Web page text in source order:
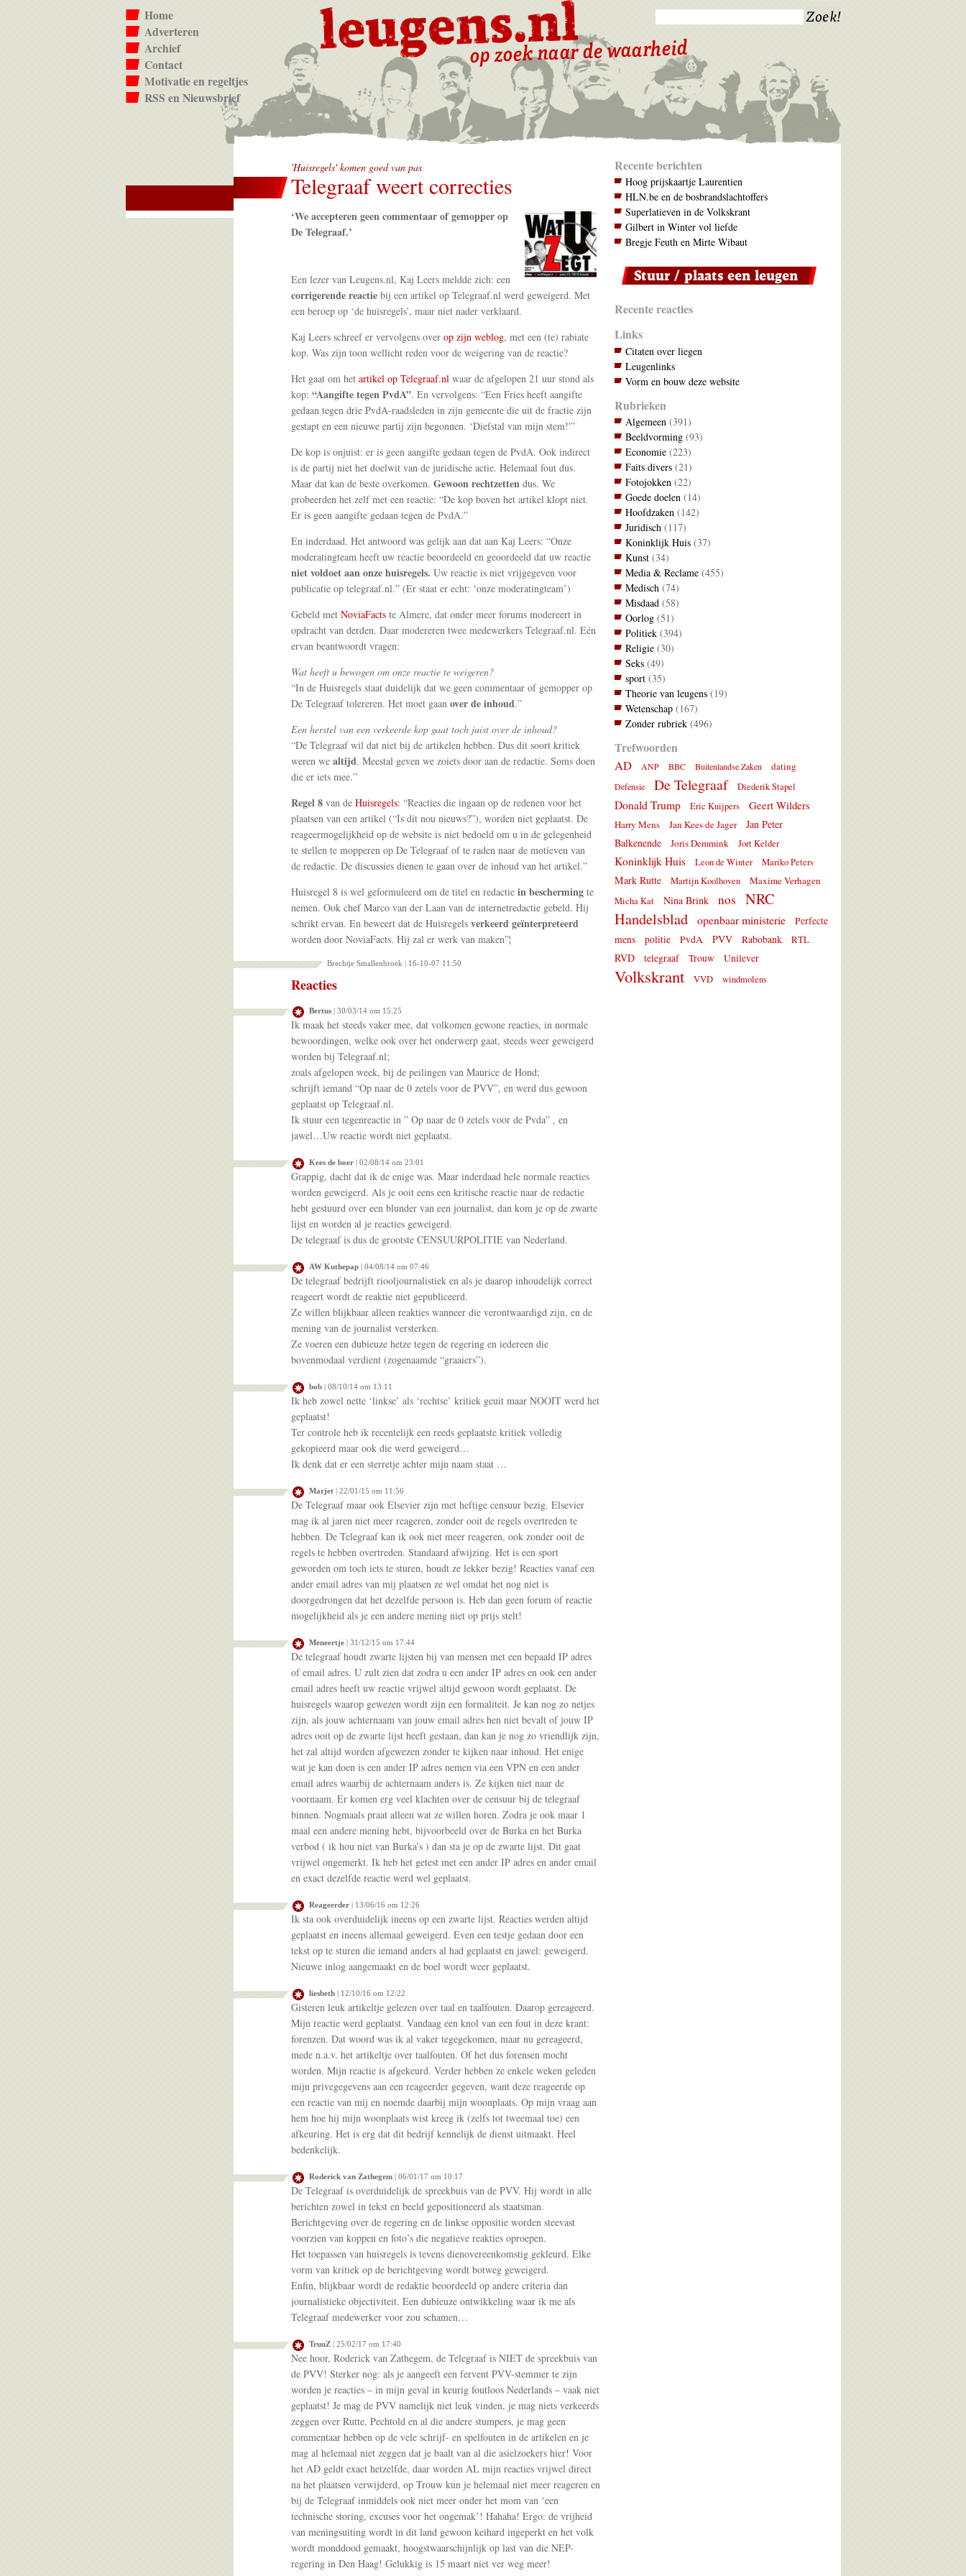
Home
Adverteren
Archief
Contact
Motivatie en regeltjes
RSS en Nieuwsbrief
'Huisregels' komen goed van pas
Telegraaf weert correcties
‘We accepteren geen commentaar of gemopper op
De Telegraaf.’
Een lezer van Leugens.nl, Kaj Leers meldde zich: een
corrigerende reactiebij een artikel op Telegraaf.nl werd geweigerd. Met
een beroep op ‘de huisregels’, maar niet nader verklaard.
Kaj Leers schreef er vervolgens over op zijn weblog, met een (te) rabiate
kop. Was zijn toon wellicht reden voor de weigering van de reactie?
Het gaat om het artikel op Telegraaf.nlwaar de afgelopen 21 uur stond als
kop: “Aangifte tegen PvdA”. En vervolgens: “Een Fries heeft aangifte
gedaan tegen drie PvdA-raadsleden in zijn gemeente die uit de fractie zijn
gestapt en een nieuwe partij zijn begonnen. ‘Diefstal van mijn stem!'”
De kop is onjuist: er is geen aangifte gedaan tegen de PvdA. Ook indirect
is de partij niet het doelwit van de juridische actie. Helemaal fout dus.
Maar dat kan de beste overkomen. Gewoon rechtzettendus. We
probeerden het zelf met een reactie: “De kop boven het artikel klopt niet.
Er is geen aangifte gedaan tegen de PvdA.”
En inderdaad. Het antwoord was gelijk aan dat aan Kaj Leers: “Onze
moderatingteam heeft uw reactie beoordeeld en geoordeeld dat uw reactie
niet voldoet aan onze huisregels. Uw reactie is niet vrijgegeven voor
publicatie op telegraaf.nl.” (Er staat er echt: ‘onze moderatingteam’)
Gebeld met NoviaFactste Almere, dat onder meer forums modereert in
opdracht van derden. Daar modereren twee medewerkers Telegraaf.nl. Eén
ervan beantwoordt vragen:
Wat heeft u bewogen om onze reactie te weigeren?
“In de Huisregels staat duidelijk dat we geen commentaar of gemopper op
De Telegraaf tolereren. Het moet gaan over de inhoud.”
Een herstel van een verkeerde kop gaat toch juist over de inhoud?
“De Telegraaf wil dat niet bij de artikelen hebben. Dus dit soort kritiek
weren we altijd. Meestal geven we zoiets door aan de redactie. Soms doen
die er iets mee.”
Regel 8van de Huisregels: “Reacties die ingaan op de redenen voor het
plaatsen van een artikel (“Is dit nou nieuws?”), worden niet geplaatst. De
reageermogelijkheid op de website is niet bedoeld om u in de gelegenheid
te stellen te mopperen op De Telegraaf of te raden naar de motieven van
de redactie. De discussies dienen te gaan over de inhoud van het artikel.”
Huisregel 8 is wel geformuleerd om de titel en redactie in beschermingte
nemen. Ook chef Marco van der Laan van de internetredactie gebeld. Hij
schrikt ervan. En beweert dat de Huisregelsverkeerd geïnterpreteerd
worden door NoviaFacts. Hij zal er werk van maken”¦
Brechtje Smallenbroek | 16-10-07 11:50
Reacties
Bertus| 30/03/14 om 15:25
Ik maak het steeds vaker mee, dat volkomen gewone reacties, in normale
bewoordingen, welke ook over het onderwerp gaat, steeds weer geweigerd
worden bij Telegraaf.nl;
zoals afgelopen week, bij de peilingen van Maurice de Hond;
schrijft iemand “Op naar de 0 zetels voor de PVV”, en werd dus gewoon
geplaatst op Telegraaf.nl.
Ik stuur een tegenreactie in ” Op naar de 0 zetels voor de Pvda” , en
jawel…Uw reactie wordt niet geplaatst.
Kees de boer| 02/08/14 om 23:01
Grappig, dacht dat ik de enige was. Maar inderdaad hele normale reacties
worden geweigerd. Als je ooit eens een kritische reactie naar de redactie
hebt gestuurd over een blunder van een journalist, dan kom je op de zwarte
lijst en worden al je reacties geweigerd.
De telegraaf is dus de grootste CENSUURPOLITIE van Nederland.
AW Kuthepap| 04/08/14 om 07:46
De telegraaf bedrijft riooljournalistiek en als je daarop inhoudelijk correct
reageert wordt de reaktie niet gepubliceerd.
Ze willen blijkbaar alleen reakties wanneer die verontwaardigd zijn, en de
mening van de journalist versterken.
Ze voeren een dubieuze hetze tegen de regering en iedereen die
bovenmodaal verdient (zogenaamde “graaiers”).
bob| 08/10/14 om 13:11
Ik heb zowel nette ‘linkse’ als ‘rechtse’ kritiek geuit maar NOOIT werd het
geplaatst!
Ter controle heb ik recentelijk een reeds geplaatste kritiek volledig
gekopieerd maar ook die werd geweigerd…
Ik denk dat er een sterretje achter mijn naam staat …
Marjet| 22/01/15 om 11:56
De Telegraaf maar ook Elsevier zijn met heftige censuur bezig. Elsevier
mag ik al jaren niet meer reageren, zonder ooit de regels overtreden te
hebben. De Telegraaf kan ik ook niet meer reageren, ook zonder ooit de
regels te hebben overtreden. Standaard afwijzing. Het is een sport
geworden om toch iets te sturen, houdt ze lekker bezig! Reacties vanaf een
ander email adres van mij plaatsen ze wel omdat het nog niet is
doorgedrongen dat het dezelfde persoon is. Heb dan geen forum of reactie
mogelijkheid als je een andere mening niet op prijs stelt!
Meneertje| 31/12/15 om 17:44
De telegraaf houdt zwarte lijsten bij van mensen met een bepaald IP adres
of email adres. U zult zien dat zodra u een ander IP adres en ook een ander
email adres heeft uw reactie vrijwel altijd gewoon wordt geplaatst. De
huisregels waarop gewezen wordt zijn een formaliteit. Je kan nog zo netjes
zijn, als jouw achternaam van jouw email adres hen niet bevalt of jouw IP
adres ooit op de zwarte lijst heeft gestaan, dan kan je nog zo vriendlijk zijn,
het zal altijd worden afgewezen zonder te kijken naar inhoud. Het enige
wat je kan doen is een ander IP adres nemen via een VPN en een ander
email adres waarbij de achternaam anders is. Ze kijken niet naar de
voornaam. Er komen erg veel klachten over de censuur bij de telegraaf
binnen. Nogmaals praat alleen wat ze willen horen. Zodra je ook maar 1
maal een andere mening hebt, bijvoorbeeld over de Burka en het Burka
verbod ( ik hou niet van Burka’s ) dan sta je op de zwarte lijst. Dit gaat
vrijwel ongemerkt. Ik heb het getest met een ander IP adres en ander email
en exact dezelfde reactie werd wel geplaatst.
Reageerder| 13/06/16 om 12:26
Ik sta ook overduidelijk ineens op een zwarte lijst. Reacties werden altijd
geplaatst en ineens allemaal geweigerd. Even een testje gedaan door een
tekst op te sturen die iemand anders al had geplaatst en jawel: geweigerd.
Nieuwe inlog aangemaakt en de boel wordt weer geplaatst.
liesbeth| 12/10/16 om 12:22
Gisteren leuk artikeltje gelezen over taal en taalfouten. Daarop gereageerd.
Mijn reactie werd geplaatst. Vandaag een knol van een fout in deze krant:
forenzen. Dat woord was ik al vaker tegegekomen, maar nu gereageerd,
mede n.a.v. het artikeltje over taalfouten. Of het dus forensen mocht
worden. Mijn reactie is afgekeurd. Verder hebben ze enkele weken geleden
mijn privegegevens aan een reageerder gegeven, want deze reageerde op
een reactie van mij en noemde daarbij mijn woonplaats. Op mijn vraag aan
hem hoe hij mijn woonplaats wist kreeg ik (zelfs tot tweemaal toe) een
afkeuring. Het is erg dat dit bedrijf kennelijk de dienst uitmaakt. Heel
bedenkelijk.
Roderick van Zathegem| 06/01/17 om 10:17
De Telegraaf is overduidelijk de spreekbuis van de PVV. Hij wordt in alle
berichten zowel in tekst en beeld gepositioneerd als staatsman.
Berichtgeving over de regering en de linkse oppositie worden steevast
voorzien van koppen en foto’s die negatieve reakties oproepen.
Het toepassen van huisregels is tevens dienovereenkomstig gekleurd. Elke
vorm van kritiek op de berichtgeving wordt botweg geweigerd.
Enfin, blijkbaar wordt de redaktie beoordeeld op andere criteria dan
journalistieke objectiviteit. Een dubieuze ontwikkeling waar ik me als
Telegraaf medewerker voor zou schamen…
TruuZ| 25/02/17 om 17:40
Nee hoor, Roderick van Zathegem, de Telegraaf is NIET de spreekbuis van
de PVV! Sterker nog: als je aangeeft een fervent PVV-stemmer te zijn
worden je reacties – in mijn geval in keurig foutloos Nederlands – vaak niet
geplaatst! Je mag de PVV namelijk niet leuk vinden, je mag niets verkeerds
zeggen over Rutte, Pechtold en al die andere stumpers, je mag geen
commentaar hebben op de vele schrijf- en spelfouten in de artikelen en je
mag al helemaal niet zeggen dat je baalt van al die asielzoekers hier! Voor
het AD geldt exact hetzelfde, daar worden AL mijn reacties vrijwel direct
na het plaatsen verwijderd, op Trouw kun je helemaal niet meer reageren en
bij de Telegraaf inmiddels ook niet meer onder het mom van ‘een
technische storing, excuses voor het ongemak’! Hahaha! Ergo: de vrijheid
van meningsuiting wordt in dit land gewoon keihard ingeperkt en het volk
wordt monddood gemaakt, hoogstwaarschijnlijk op last van die NEP-
regering in Den Haag! Gelukkig is 15 maart niet ver weg meer!
Recente berichten
Hoog prijskaartje Laurentien
HLN.be en de bosbrandslachtoffers
Superlatieven in de Volkskrant
Gilbert in Winter vol liefde
Bregje Feuth en Mirte Wibaut
Recente reacties
Links
Citaten over liegen
Leugenlinks
Vorm en bouw deze website
Rubrieken
Algemeen(391)
Beeldvorming(93)
Economie(223)
Faits divers(21)
Fotojokken(22)
Goede doelen(14)
Hoofdzaken(142)
Juridisch(117)
Koninklijk Huis(37)
Kunst(34)
Media & Reclame(455)
Medisch(74)
Misdaad(58)
Oorlog(51)
Politiek(394)
Religie(30)
Seks(49)
sport(35)
Theorie van leugens(19)
Wetenschap(167)
Zonder rubriek(496)
Trefwoorden
AD
ANP BBC Buitenlandse Zaken dating
Defensie De Telegraaf Diederik Stapel
Donald Trump Eric Kuijpers Geert Wilders
Harry Mens Jan Kees de Jager
Jan Peter
Balkenende
Joris Demmink Jort Kelder
Koninklijk Huis Leon de Winter Mariko Peters
Mark Rutte Martijn Koolhoven Maxime Verhagen
Micha Kat Nina Brink nos
NRC
Handelsblad
openbaar ministerie
Perfecte
mens
politie PvdA PVV Rabobank RTL
RVD telegraaf Trouw Unilever
Volkskrant VVD windmolens